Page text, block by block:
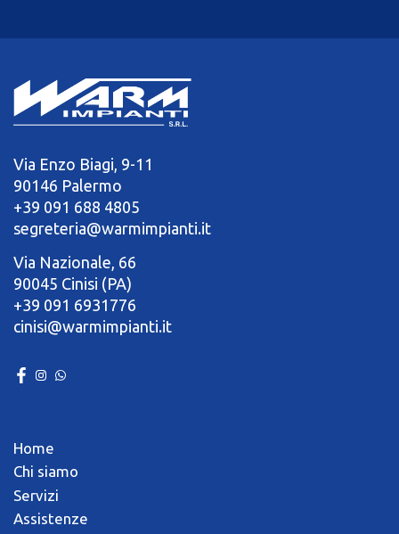
Via Enzo Biagi, 9-11
90146 Palermo
+39 091 688 4805
segreteria@warmimpianti.it
Via Nazionale, 66
90045 Cinisi (PA)
+39 091 6931776
cinisi@warmimpianti.it
Home
Chi siamo
Servizi
Assistenze